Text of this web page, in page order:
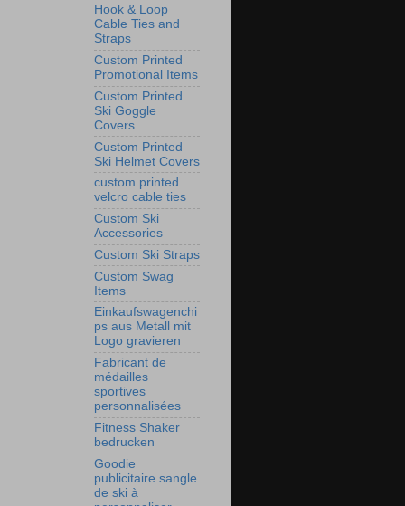
Hook & Loop
Cable Ties and
Straps
Custom Printed
Promotional Items
Custom Printed
Ski Goggle
Covers
Custom Printed
Ski Helmet Covers
custom printed
velcro cable ties
Custom Ski
Accessories
Custom Ski Straps
Custom Swag
Items
Einkaufswagenchi
ps aus Metall mit
Logo gravieren
Fabricant de
médailles
sportives
personnalisées
Fitness Shaker
bedrucken
Goodie
publicitaire sangle
de ski à